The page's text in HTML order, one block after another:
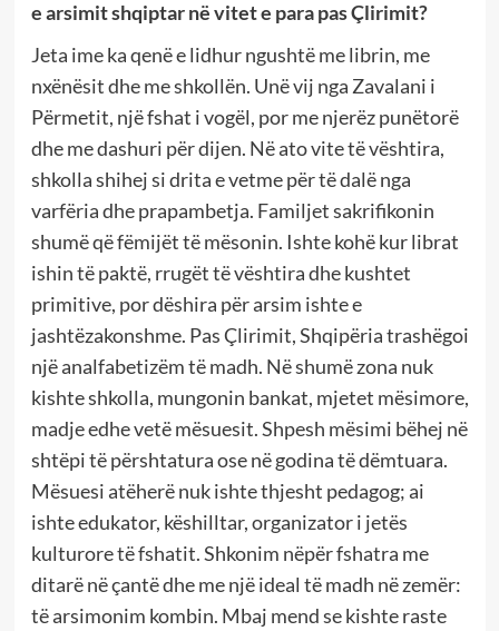
e arsimit shqiptar në vitet e para pas Çlirimit?
Jeta ime ka qenë e lidhur ngushtë me librin, me
nxënësit dhe me shkollën. Unë vij nga Zavalani i
Përmetit, një fshat i vogël, por me njerëz punëtorë
dhe me dashuri për dijen. Në ato vite të vështira,
shkolla shihej si drita e vetme për të dalë nga
varfëria dhe prapambetja. Familjet sakrifikonin
shumë që fëmijët të mësonin. Ishte kohë kur librat
ishin të paktë, rrugët të vështira dhe kushtet
primitive, por dëshira për arsim ishte e
jashtëzakonshme. Pas Çlirimit, Shqipëria trashëgoi
një analfabetizëm të madh. Në shumë zona nuk
kishte shkolla, mungonin bankat, mjetet mësimore,
madje edhe vetë mësuesit. Shpesh mësimi bëhej në
shtëpi të përshtatura ose në godina të dëmtuara.
Mësuesi atëherë nuk ishte thjesht pedagog; ai
ishte edukator, këshilltar, organizator i jetës
kulturore të fshatit. Shkonim nëpër fshatra me
ditarë në çantë dhe me një ideal të madh në zemër:
të arsimonim kombin. Mbaj mend se kishte raste